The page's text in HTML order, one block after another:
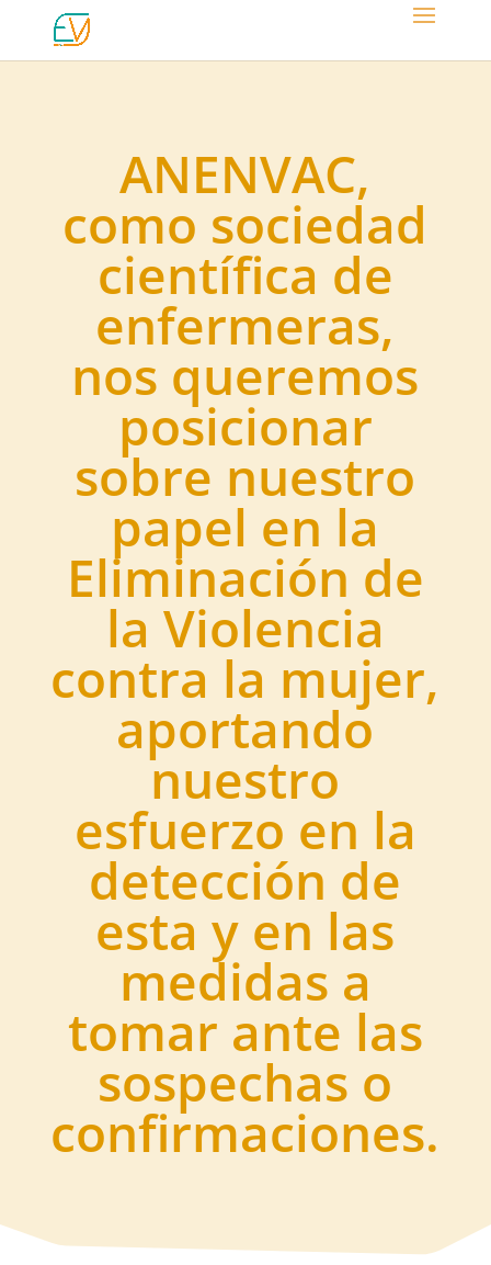
ANENVAC,
como sociedad
científica de
enfermeras,
nos queremos
posicionar
sobre nuestro
papel en la
Eliminación de
la Violencia
contra la mujer,
aportando
nuestro
esfuerzo en la
detección de
esta y en las
medidas a
tomar ante las
sospechas o
confirmaciones.